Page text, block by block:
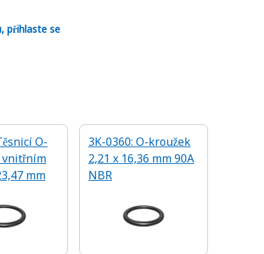
přihlaste se
O-
vnitřním
mm
3K-0360: O-kroužek
2,21 x 16,36 mm 90A
NBR